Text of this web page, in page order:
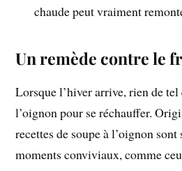
chaude peut vraiment
Un remède contre le
Lorsque l’hiver arrive, rien de tel
l’oignon pour se réchauffer.
recettes de soupe à l’oignon sont
moments conviviaux, comme